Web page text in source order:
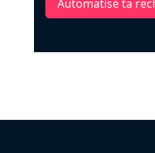
Automatise ta